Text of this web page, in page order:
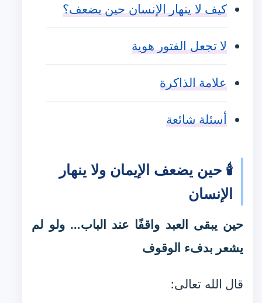
كيف لا ينهار الإنسان حين يضعف؟
لا تجعل الفتور هوية
علامة الذاكرة
أسئلة شائعة
🕯️ حين يضعف الإيمان ولا ينهار
الإنسان
حين يبقى العبد واقفًا عند الباب… ولو لم
يشعر بدفء الوقوف
قال الله تعالى: